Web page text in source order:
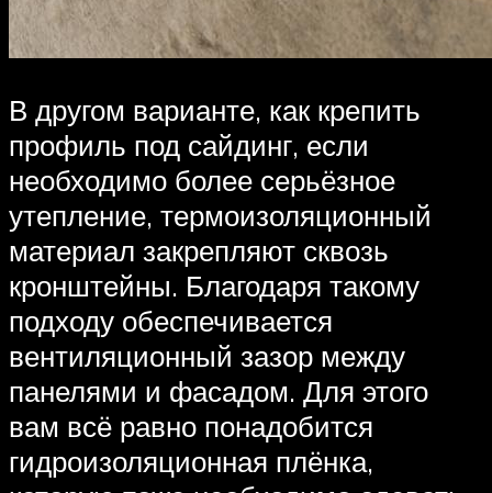
В другом варианте, как крепить
профиль под сайдинг, если
необходимо более серьёзное
утепление, термоизоляционный
материал закрепляют сквозь
кронштейны. Благодаря такому
подходу обеспечивается
вентиляционный зазор между
панелями и фасадом. Для этого
вам всё равно понадобится
гидроизоляционная плёнка,